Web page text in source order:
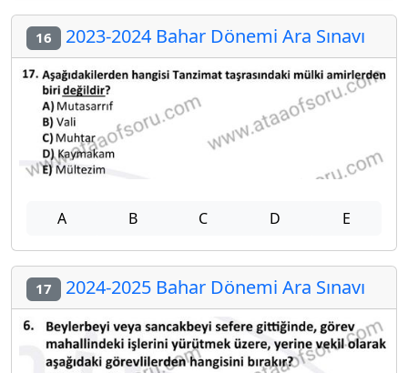
16 2023-2024 Bahar Dönemi Ara Sınavı
A B C D E
17 2024-2025 Bahar Dönemi Ara Sınavı